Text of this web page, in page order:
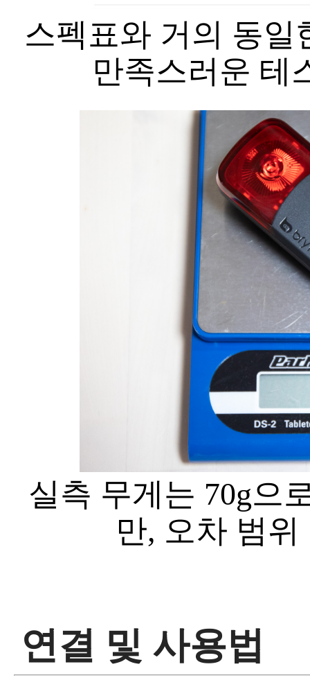
스펙표와 거의 동일
만족스러운 테
실측 무게는 70g으
만, 오차 범
연결 및 사용법